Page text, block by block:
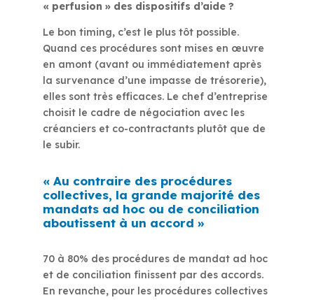
« perfusion » des dispositifs d’aide ?
Le bon timing, c’est le plus tôt possible.
Quand ces procédures sont mises en œuvre
en amont (avant ou immédiatement après
la survenance d’une impasse de trésorerie),
elles sont très efficaces. Le chef d’entreprise
choisit le cadre de négociation avec les
créanciers et co-contractants plutôt que de
le subir.
« Au contraire des procédures
collectives, la grande majorité des
mandats ad hoc ou de conciliation
aboutissent à un accord »
70 à 80% des procédures de mandat ad hoc
et de conciliation finissent par des accords.
En revanche, pour les procédures collectives